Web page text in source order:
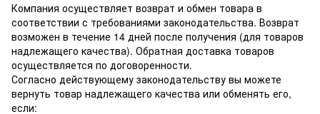
Компания осуществляет возврат и обмен товара в
соответствии с требованиями законодательства. Возврат
возможен в течение 14 дней после получения (для товаров
надлежащего качества). Обратная доставка товаров
осуществляется по договоренности.
Согласно действующему законодательству вы можете
вернуть товар надлежащего качества или обменять его,
если: